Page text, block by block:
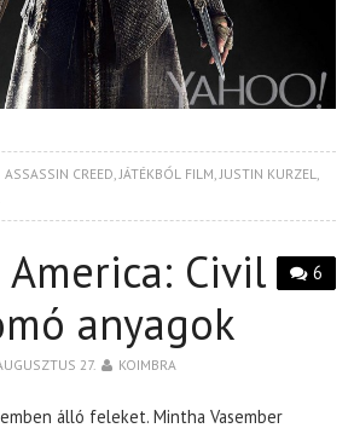
ASSASSIN CREED JÁTÉKBÓL FILM JUSTIN KURZEL
6
Civil
anyagok
27. KOIMBRA
álló feleket. Mintha Vasember